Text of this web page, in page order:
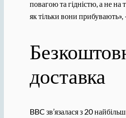
повагою та гідністю, а не на
як тільки вони прибувають»,
доставка
BBC зв’язалася з 20